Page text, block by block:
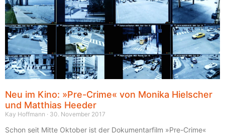
Neu im Kino: »Pre-Crime« von Monika Hielscher
und Matthias Heeder
Kay Hoffmann 30. November 2017
Schon seit Mitte Oktober ist der Dokumentarfilm »Pre-Crime«